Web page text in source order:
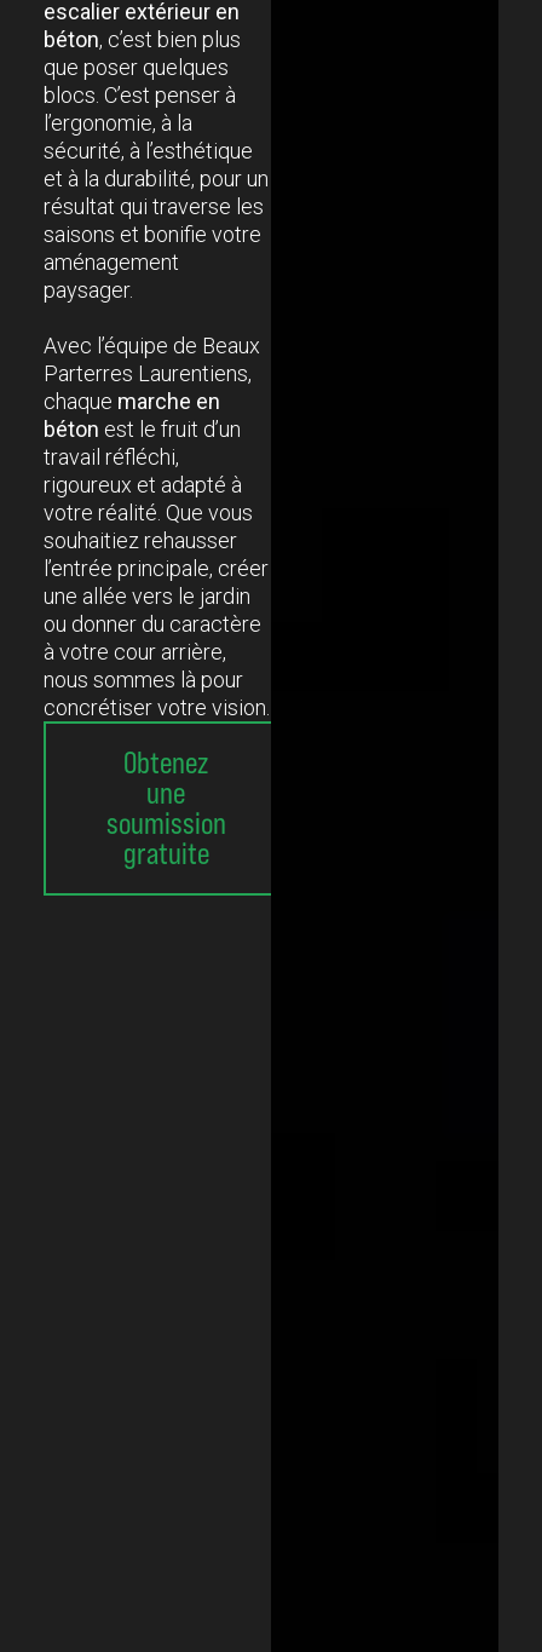
escalier extérieur en
béton, c’est bien plus
que poser quelques
blocs. C’est penser à
l’ergonomie, à la
sécurité, à l’esthétique
et à la durabilité, pour un
résultat qui traverse les
saisons et bonifie votre
aménagement
paysager.
Avec l’équipe de Beaux
Parterres Laurentiens,
chaque marche en
béton est le fruit d’un
travail réfléchi,
rigoureux et adapté à
votre réalité. Que vous
souhaitiez rehausser
l’entrée principale, créer
une allée vers le jardin
ou donner du caractère
à votre cour arrière,
nous sommes là pour
concrétiser votre vision.
Obtenez
une
soumission
gratuite